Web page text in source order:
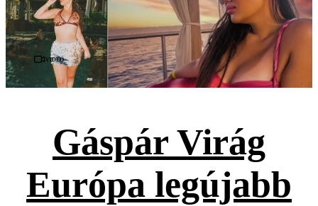
Videó
Gáspár Virág
Európa legújabb